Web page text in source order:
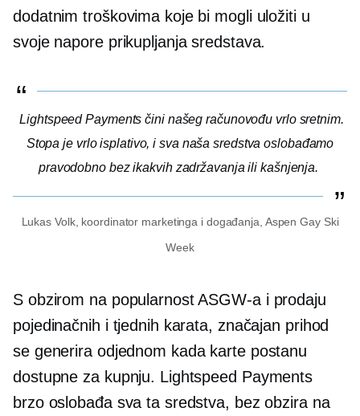
dodatnim troškovima koje bi mogli uložiti u
svoje napore prikupljanja sredstava.
Lightspeed Payments čini našeg računovođu vrlo sretnim.
Stopa je vrloisplativo, i sva naša sredstva oslobađamo
pravodobno bez ikakvih zadržavanja ili kašnjenja.
Lukas Volk, koordinator marketinga i događanja, Aspen Gay Ski
Week
S obzirom na popularnost ASGW-a i prodaju
pojedinačnih i tjednih karata, značajan prihod
se generira odjednom kada karte postanu
dostupne za kupnju. Lightspeed Payments
brzo oslobađa sva ta sredstva, bez obzira na